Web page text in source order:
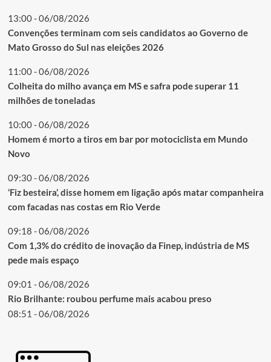
13:00 - 06/08/2026
Convenções terminam com seis candidatos ao Governo de
Mato Grosso do Sul nas eleições 2026
11:00 - 06/08/2026
Colheita do milho avança em MS e safra pode superar 11
milhões de toneladas
10:00 - 06/08/2026
Homem é morto a tiros em bar por motociclista em Mundo
Novo
09:30 - 06/08/2026
‘Fiz besteira’, disse homem em ligação após matar companheira
com facadas nas costas em Rio Verde
09:18 - 06/08/2026
Com 1,3% do crédito de inovação da Finep, indústria de MS
pede mais espaço
09:01 - 06/08/2026
Rio Brilhante: roubou perfume mais acabou preso
08:51 - 06/08/2026